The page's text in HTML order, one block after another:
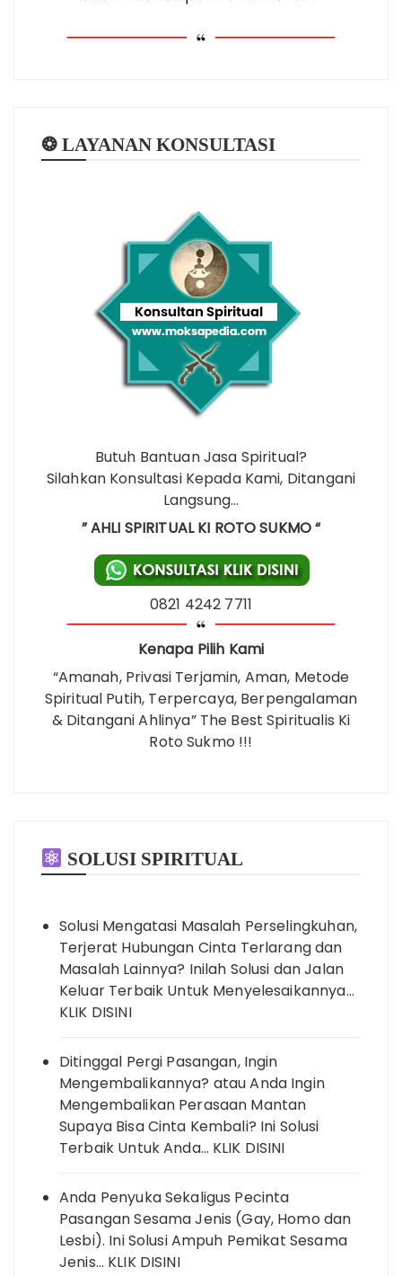
❂ LAYANAN KONSULTASI
Butuh Bantuan Jasa Spiritual?
Silahkan Konsultasi Kepada Kami, Ditangani
Langsung…
” AHLI SPIRITUAL KI ROTO SUKMO “
0821 4242 7711
Kenapa Pilih Kami
“Amanah, Privasi Terjamin, Aman, Metode
Spiritual Putih, Terpercaya, Berpengalaman
& Ditangani Ahlinya” The Best Spiritualis Ki
Roto Sukmo !!!
SOLUSI SPIRITUAL
Solusi Mengatasi Masalah Perselingkuhan,
Terjerat Hubungan Cinta Terlarang dan
Masalah Lainnya? Inilah Solusi dan Jalan
Keluar Terbaik Untuk Menyelesaikannya…
KLIK DISINI
Ditinggal Pergi Pasangan, Ingin
Mengembalikannya? atau Anda Ingin
Mengembalikan Perasaan Mantan
Supaya Bisa Cinta Kembali? Ini Solusi
Terbaik Untuk Anda… KLIK DISINI
Anda Penyuka Sekaligus Pecinta
Pasangan Sesama Jenis (Gay, Homo dan
Lesbi). Ini Solusi Ampuh Pemikat Sesama
Jenis… KLIK DISINI